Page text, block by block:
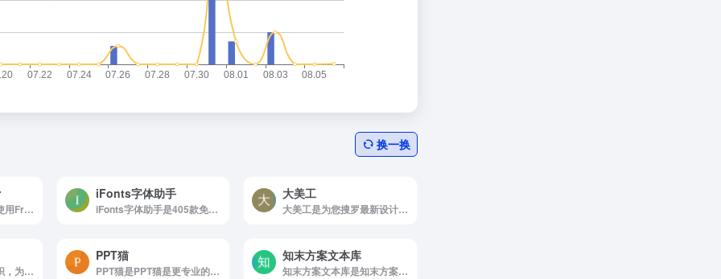
换一换
Free Logo Maker是使用Free Logo Designs工具在几分钟内创建您的徽标设计
iFonts字体助手
iFonts字体助手是405款免费商用字体。设计师字体管理神器
大美工
大美工是为您搜罗最新设计酷站、优秀的网页设计
奇迹秀是一个公益组织，为设...
PPT猫
PPT猫是PPT猫是更专业的PPT模板下载网，在这里，买家找PPT更方便，设计师卖PPT更赚钱！
知末方案文本库
知末方案文本库是知末方案文本库提供项建筑、...